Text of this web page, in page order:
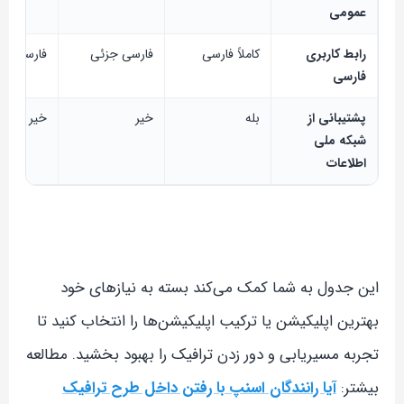
عمومی
رابط کاربری
فارسی
کاملاً فارسی فارسی جزئی فارسی
پشتیبانی از
شبکه ملی
اطلاعات
بله خیر خیر
این جدول به شما کمک می‌کند بسته به نیازهای خود
بهترین اپلیکیشن یا ترکیب اپلیکیشن‌ها را انتخاب کنید تا
تجربه مسیریابی و دور زدن ترافیک را بهبود بخشید. مطالعه
بیشتر:آیا رانندگان اسنپ با رفتن داخل طرح ترافیک